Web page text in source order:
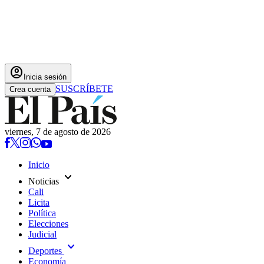
account_circle Inicia sesión
Crea cuenta SUSCRÍBETE
viernes, 7 de agosto de 2026
Inicio
Noticias expand_more
Cali
Licita
Política
Elecciones
Judicial
Deportes expand_more
Economía